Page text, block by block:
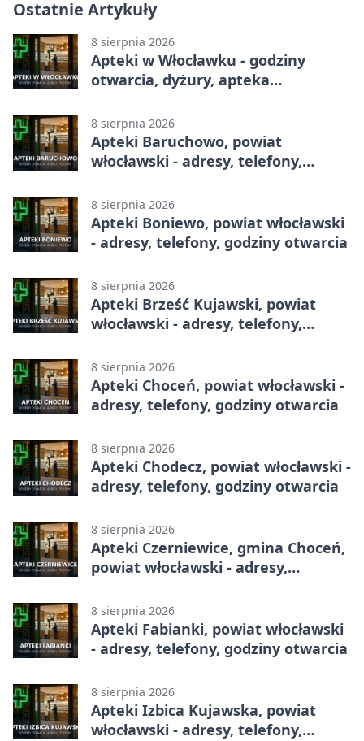
Ostatnie Artykuły
8 sierpnia 2026
Apteki w Włocławku - godziny
otwarcia, dyżury, apteka
8 sierpnia 2026
Apteki Baruchowo, powiat
włocławski - adresy, telefony,
8 sierpnia 2026
Apteki Boniewo, powiat włocławski
- adresy, telefony, godziny otwarcia
8 sierpnia 2026
Apteki Brześć Kujawski, powiat
włocławski - adresy, telefony,
8 sierpnia 2026
Apteki Choceń, powiat włocławski -
adresy, telefony, godziny otwarcia
8 sierpnia 2026
Apteki Chodecz, powiat włocławski -
adresy, telefony, godziny otwarcia
8 sierpnia 2026
Apteki Czerniewice, gmina Choceń,
powiat włocławski - adresy,
8 sierpnia 2026
Apteki Fabianki, powiat włocławski
- adresy, telefony, godziny otwarcia
8 sierpnia 2026
Apteki Izbica Kujawska, powiat
włocławski - adresy, telefony,